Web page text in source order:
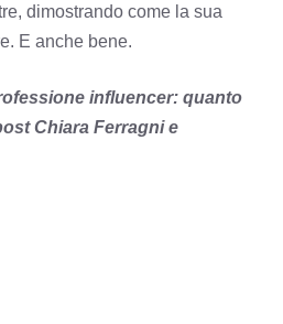
dimostrando come la sua
E anche bene.
influencer: quanto
Chiara Ferragni e